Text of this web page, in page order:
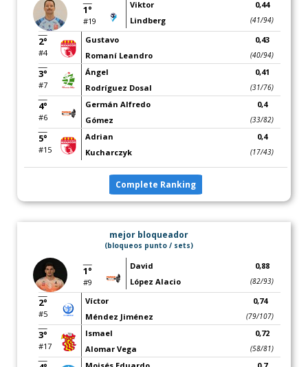
1°
#19
Viktor
Lindberg
0,44
(41/94)
2°
#4
Gustavo
Romaní Leandro
0,43
(40/94)
3°
#7
Ángel
Rodríguez Dosal
0,41
(31/76)
4°
#6
Germán Alfredo
Gómez
0,4
(33/82)
5°
#15
Adrian
Kucharczyk
0,4
(17/43)
Complete Ranking
mejor bloqueador
(bloqueos punto / sets)
1°
#9
David
López Alacio
0,88
(82/93)
2°
#5
Víctor
Méndez Jiménez
0,74
(79/107)
3°
#17
Ismael
Alomar Vega
0,72
(58/81)